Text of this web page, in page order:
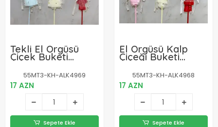
Tekli El Örgüsü
Çiçek Buketi
Alk4969
55MT3-KH-ALK4969
17 AZN
Sepete Ekle
El Örgüsü Kalp
Çiçeği Buketi
Alk4968
55MT3-KH-ALK4968
17 AZN
Sepete Ekle